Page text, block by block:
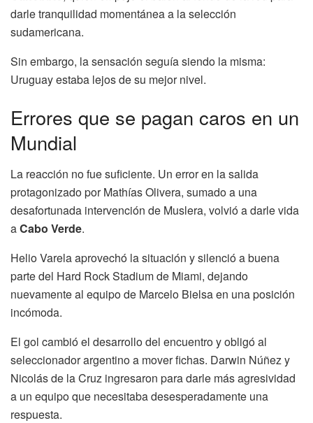
darle tranquilidad momentánea a la selección
sudamericana.
Sin embargo, la sensación seguía siendo la misma:
Uruguay estaba lejos de su mejor nivel.
Errores que se pagan caros en un
Mundial
La reacción no fue suficiente. Un error en la salida
protagonizado por Mathías Olivera, sumado a una
desafortunada intervención de Muslera, volvió a darle vida
aCabo Verde.
Helio Varela aprovechó la situación y silenció a buena
parte del Hard Rock Stadium de Miami, dejando
nuevamente al equipo de Marcelo Bielsa en una posición
incómoda.
El gol cambió el desarrollo del encuentro y obligó al
seleccionador argentino a mover fichas. Darwin Núñez y
Nicolás de la Cruz ingresaron para darle más agresividad
a un equipo que necesitaba desesperadamente una
respuesta.